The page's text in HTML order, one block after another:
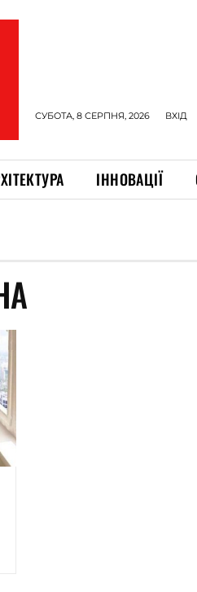
СУБОТА, 8 СЕРПНЯ, 2026 ВХІД
ІННОВАЦІЇ